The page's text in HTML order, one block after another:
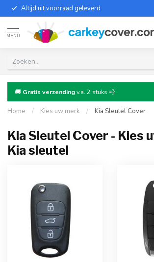
Altijd uit voorraad geleverd
MENU
🚚 Gratis verzendingv.a. 2 stuks 💨
Home / Kies uw merk / Kia Sleutel Cover
Kia Sleutel Cover - Kies
Kia sleutel